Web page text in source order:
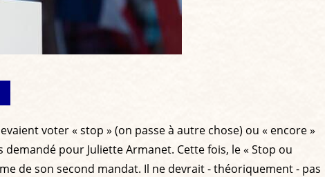
voter « stop » (on passe à autre chose) ou « encore »
pour Juliette Armanet. Cette fois, le « Stop ou
de son second mandat. Il ne devrait - théoriquement - pas